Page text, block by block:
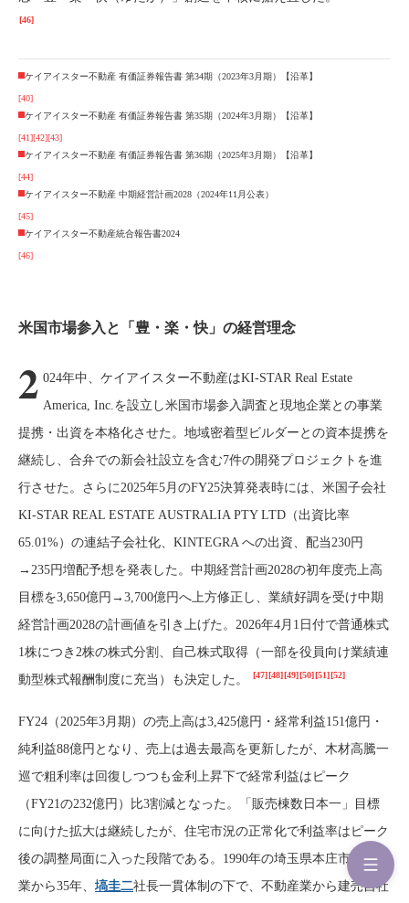
[46]
ケイアイスター不動産 有価証券報告書 第34期（2023年3月期）【沿革】
[40]
ケイアイスター不動産 有価証券報告書 第35期（2024年3月期）【沿革】
[41][42][43]
ケイアイスター不動産 有価証券報告書 第36期（2025年3月期）【沿革】
[44]
ケイアイスター不動産 中期経営計画2028（2024年11月公表）
[45]
ケイアイスター不動産統合報告書2024
[46]
米国市場参入と「豊・楽・快」の経営理念
2 024年中、ケイアイスター不動産はKI-STAR Real Estate
America, Inc.を設立し米国市場参入調査と現地企業との事業
提携・出資を本格化させた。地域密着型ビルダーとの資本提携を
継続し、合弁での新会社設立を含む7件の開発プロジェクトを進
行させた。さらに2025年5月のFY25決算発表時には、米国子会社
KI-STAR REAL ESTATE AUSTRALIA PTY LTD（出資比率
65.01%）の連結子会社化、KINTEGRA への出資、配当230円
→235円増配予想を発表した。中期経営計画2028の初年度売上高
目標を3,650億円→3,700億円へ上方修正し、業績好調を受け中期
経営計画2028の計画値を引き上げた。2026年4月1日付で普通株式
1株につき2株の株式分割、自己株式取得（一部を役員向け業績連
動型株式報酬制度に充当）も決定した。
[47][48][49][50][51][52]
FY24（2025年3月期）の売上高は3,425億円・経常利益151億円・
純利益88億円となり、売上は過去最高を更新したが、木材高騰一
巡で粗利率は回復しつつも金利上昇下で経常利益はピーク
（FY21の232億円）比3割減となった。「販売棟数日本一」目標
に向けた拡大は継続したが、住宅市況の正常化で利益率はピーク
後の調整局面に入った段階である。1990年の埼玉県本庄市での創
業から35年、 塙圭二社長一貫体制の下で、不動産業から建売自社